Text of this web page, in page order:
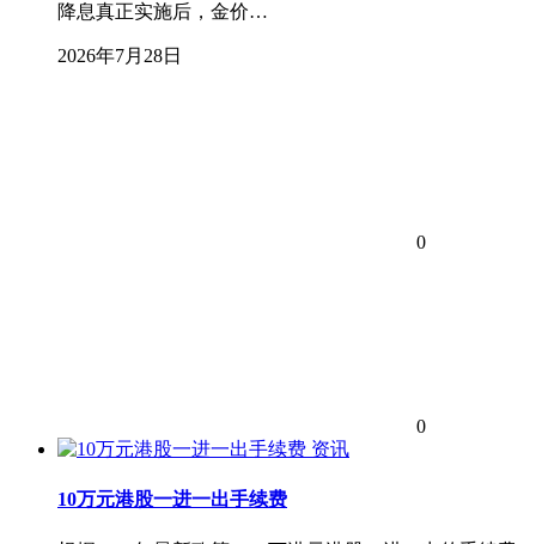
降息真正实施后，金价…
2026年7月28日
0
0
资讯
10万元港股一进一出手续费